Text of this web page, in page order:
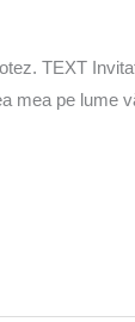
TEXT
lume vă